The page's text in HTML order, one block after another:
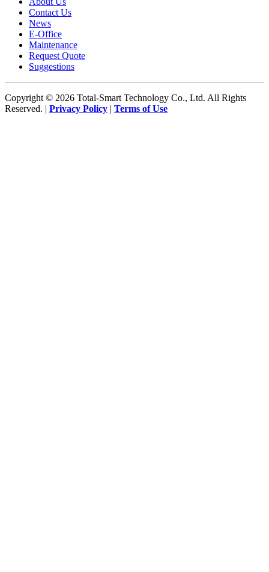
Contact Us
News
E-Office
Maintenance
Request Quote
Suggestions
Copyright © 2026 Total-Smart Technology Co., Ltd. All Rights
Reserved. | Privacy Policy | Terms of Use